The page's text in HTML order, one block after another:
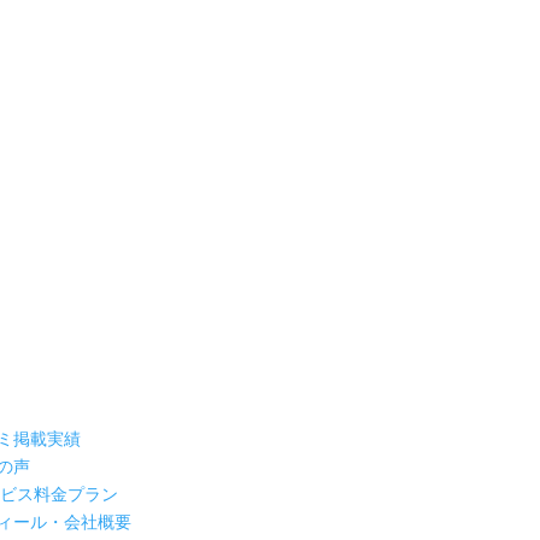
掲載実績
声
ス料金プラン
ール・会社概要